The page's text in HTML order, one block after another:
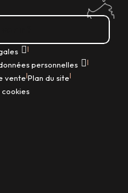
|
personnelles |
vente|Plan du site|